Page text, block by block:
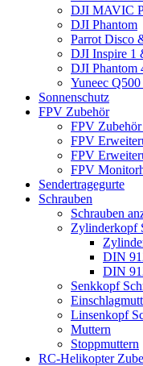
DJI MAVIC
DJI Phantom
Parrot Disco
DJI Inspire 1
DJI Phantom
Yuneec
Sonnenschutz
FPV Zubehör
FPV Zubehör
FPV
FPV
FPV
Sendertragegurte
Schrauben
Schrauben
Zylinderkopf
DIN
DIN
Senkkopf
Linsenkopf
Muttern
Stoppmuttern
RC-Helikopter